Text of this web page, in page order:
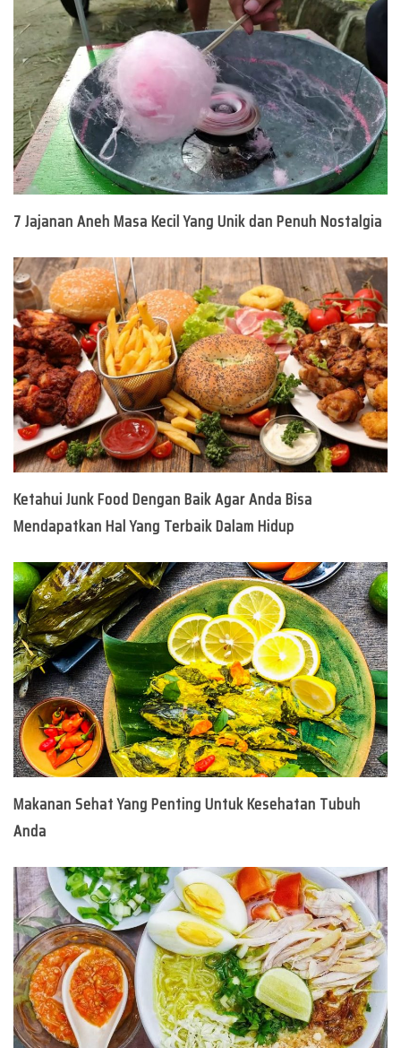
7 Jajanan Aneh Masa Kecil Yang Unik dan Penuh Nostalgia
Ketahui Junk Food Dengan Baik Agar Anda Bisa
Mendapatkan Hal Yang Terbaik Dalam Hidup
Makanan Sehat Yang Penting Untuk Kesehatan Tubuh
Anda